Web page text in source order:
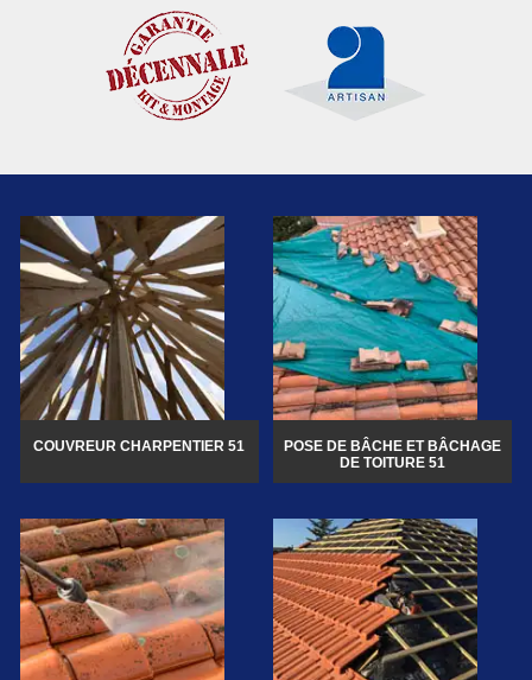
COUVREUR CHARPENTIER 51
POSE DE BÂCHE ET BÂCHAGE
DE TOITURE 51